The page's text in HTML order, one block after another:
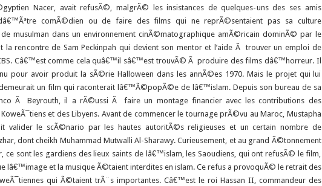
Nacer, avait refusÃ©, malgrÃ© les insistances de quelques-uns des ses amis
comÃ©dien ou de faire des films qui ne reprÃ©sentaient pas sa culture
musulman dans un environnement cinÃ©matographique amÃ©ricain dominÃ© par le
la rencontre de Sam Peckinpah qui devient son mentor et l’aide Ã trouver un emploi de
Câ€™est comme cela quâ€™il sâ€™est trouvÃ© Ã produire des films dâ€™horreur. Il
pour avoir produit la sÃ©rie Halloween dans les annÃ©es 1970. Mais le projet qui lui
un film qui raconterait lâ€™Ã©popÃ©e de lâ€™islam. Depuis son bureau de sa
Ã Beyrouth, il a rÃ©ussi Ã faire un montage financier avec les contributions des
et des Libyens. Avant de commencer le tournage prÃ©vu au Maroc, Mustapha
valider le scÃ©nario par les hautes autoritÃ©s religieuses et un certain nombre de
dont cheikh Muhammad Mutwalli Al-Sharawy. Curieusement, et au grand Ã©tonnement
ce sont les gardiens des lieux saints de lâ€™islam, les Saoudiens, qui ont refusÃ© le film,
lâ€™image et la musique Ã©taient interdites en islam. Ce refus a provoquÃ© le retrait des
qui Ã©taient trÃ¨s importantes. Câ€™est le roi Hassan II, commandeur des